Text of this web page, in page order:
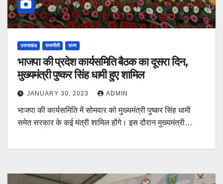
उत्तराखंड राजनीती राज्य
भाजपा की प्रदेश कार्यसमिति बैठक का दूसरा दिन,
मुख्यमंत्री पुष्‍कर सिंह धामी हुए शामिल
JANUARY 30, 2023 ADMIN
भाजपा की कार्यसमिति में सोमवार को मुख्यमंत्री पुष्कर सिंह धामी
समेत सरकार के कई मंत्री शामिल होंगे। इस दौरान मुख्यमंत्री…